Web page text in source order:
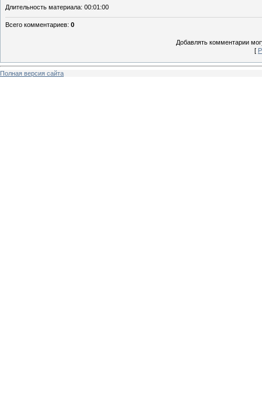
Длительность материала: 00:01:00
Всего комментариев: 0
Добавлять комментарии
[
Полная версия сайта